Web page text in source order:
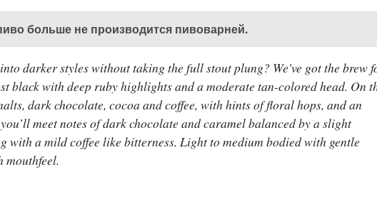
больше не производится пивоварней.
darker styles without taking the full stout plung? We've got the brew
black with deep ruby highlights and a moderate tan-colored head. On
dark chocolate, cocoa and coffee, with hints of floral hops, and an
meet notes of dark chocolate and caramel balanced by a slight
with a mild coffee like bitterness. Light to medium bodied with gentle
mouthfeel.